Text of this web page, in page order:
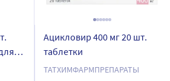
Ацикловир 400 мг 20 шт.
таблетки
ТАТХИМФАРМПРЕПАРАТЫ